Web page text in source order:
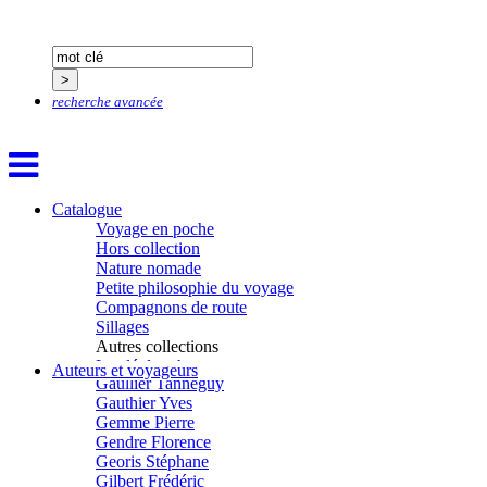
recherche avancée
Catalogue
Voyage en poche
Hors collection
Nature nomade
Petite philosophie du voyage
Compagnons de route
Sillages
Autres collections
La clé des champs
Chemins d’étoiles
Visions
Auteurs et voyageurs
Ducret Nicolas
Dugast Stéphane
Edwards Richard
Fontaine Benoît
Foucard Marie
Fradin Patrick
Fraisse Thomas
François Valérie
Fuligni Bruno
Gana Frédéric
Garcia Antoine
Garde François
Gaullier Tanneguy
Gauthier Yves
Gemme Pierre
Gendre Florence
Georis Stéphane
Gilbert Frédéric